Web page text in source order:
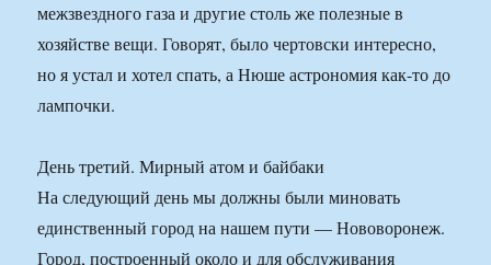
межзвездного газа и другие столь же полезные в
хозяйстве вещи. Говорят, было чертовски интересно,
но я устал и хотел спать, а Нюше астрономия как-то до
лампочки.
День третий. Мирный атом и байбаки
На следующий день мы должны были миновать
единственный город на нашем пути — Нововоронеж.
Город, построенный около и для обслуживания